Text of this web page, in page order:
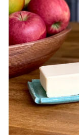
hvězdiček.